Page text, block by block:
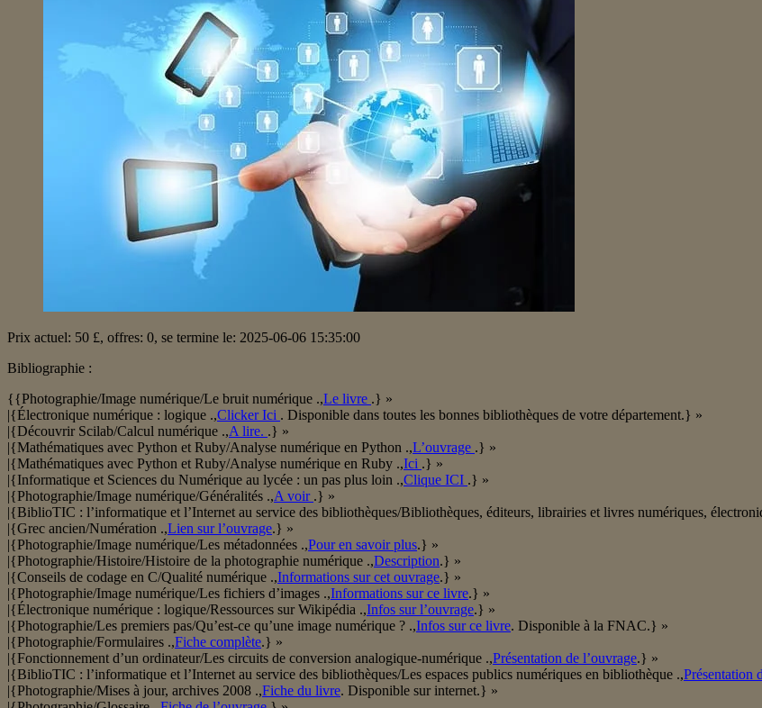
Prix ​​actuel: 50 £, offres: 0, se termine le: 2025-06-06 15:35:00
Bibliographie :
{{Photographie/Image numérique/Le bruit numérique .,Le livre .} »
|{Électronique numérique : logique .,Clicker Ici . Disponible dans toutes les bonnes bibliothèques de votre département.} »
|{Découvrir Scilab/Calcul numérique .,A lire. .} »
|{Mathématiques avec Python et Ruby/Analyse numérique en Python .,L’ouvrage .} »
|{Mathématiques avec Python et Ruby/Analyse numérique en Ruby .,Ici .} »
|{Informatique et Sciences du Numérique au lycée : un pas plus loin .,Clique ICI .} »
|{Photographie/Image numérique/Généralités .,A voir .} »
|{BiblioTIC : l’informatique et l’Internet au service des bibliothèques/Bibliothèques, éditeurs, librairies et livres numériques,
|{Grec ancien/Numération .,Lien sur l’ouvrage.} »
|{Photographie/Image numérique/Les métadonnées .,Pour en savoir plus.} »
|{Photographie/Histoire/Histoire de la photographie numérique .,Description.} »
|{Conseils de codage en C/Qualité numérique .,Informations sur cet ouvrage.} »
|{Photographie/Image numérique/Les fichiers d’images .,Informations sur ce livre.} »
|{Électronique numérique : logique/Ressources sur Wikipédia .,Infos sur l’ouvrage.} »
|{Photographie/Les premiers pas/Qu’est-ce qu’une image numérique ? .,Infos sur ce livre. Disponible à la FNAC.} »
|{Photographie/Formulaires .,Fiche complète.} »
|{Fonctionnement d’un ordinateur/Les circuits de conversion analogique-numérique .,Présentation de l’ouvrage.} »
|{BiblioTIC : l’informatique et l’Internet au service des bibliothèques/Les espaces publics numériques en bibliothèque .,Présentation
|{Photographie/Mises à jour, archives 2008 .,Fiche du livre. Disponible sur internet.} »